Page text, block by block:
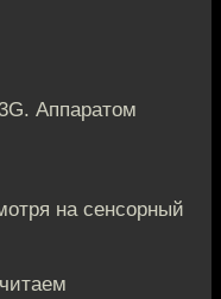
Аппаратом
на сенсорный